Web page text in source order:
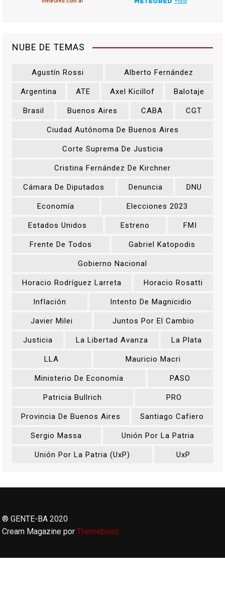
NUBE DE TEMAS
Agustín Rossi Alberto Fernández
Argentina ATE Axel Kicillof Balotaje
Brasil Buenos Aires CABA CGT
Ciudad Autónoma De Buenos Aires
Corte Suprema De Justicia
Cristina Fernández De Kirchner
Cámara De Diputados Denuncia DNU
Economía Elecciones 2023
Estados Unidos Estreno FMI
Frente De Todos Gabriel Katopodis
Gobierno Nacional
Horacio Rodríguez Larreta Horacio Rosatti
Inflación Intento De Magnicidio
Javier Milei Juntos Por El Cambio
Justicia La Libertad Avanza La Plata
LLA Mauricio Macri
Ministerio De Economía PASO
Patricia Bullrich PRO
Provincia De Buenos Aires Santiago Cafiero
Sergio Massa Unión Por La Patria
Unión Por La Patria (UxP) UxP
® GENTE-BA 2020
Cream Magazine porThemebeez